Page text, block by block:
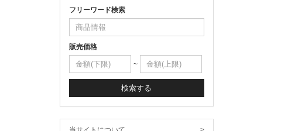
フリーワード検索
販売価格
~
検索する